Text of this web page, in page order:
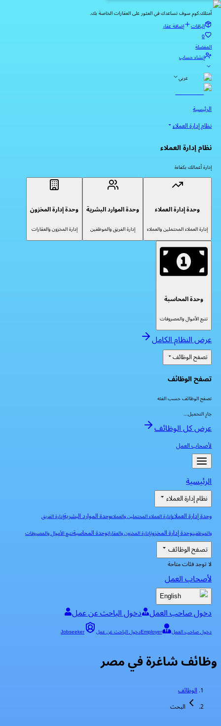
أمتلك.كوم سوف تساعدك في العثور على العقارات الخاصة بك.
الباقات
إضافة عقار
0
المفضلة
إنشاء حساب
عربي
الرئيسية
نظام إدارة العملاء
نظام إدارة العملاء
إدارة أعمالك بكفاءة
وحدة إدارة العملاء
إدارة العملاء المحتملين والعملاء
وحدة الموارد البشرية
إدارة الفريق والموظفين
وحدة إدارة المخزون
إدارة المخزون والعقارات
وحدة المحاسبة
تتبع الأموال والمصروفات
عرض النظام الكامل
تصفح الوظائف
تصفح الوظائف
تصفح الوظائف حسب الفئه
جارٍ التحميل...
عرض كل الوظائف
لأصحاب العمل
الرئيسية
نظام إدارة العملاء
وحدة إدارة العملاءإدارة العملاء المحتملين والعملاءوحدة الموارد البشريةإدارة الفريق
والموظفينوحدة إدارة المخزونإدارة المخزون والعقاراتوحدة المحاسبةتتبع الأموال والمصروفات
تصفح الوظائف
لا توجد فئات متاحة
لأصحاب العمل
English
دخول صاحب العمل دخول الباحث عن عمل
دخول صاحب العمل Employerدخول الباحث عن عمل Jobseeker
وظائف شاغرة في مصر
الوظائف
البحث